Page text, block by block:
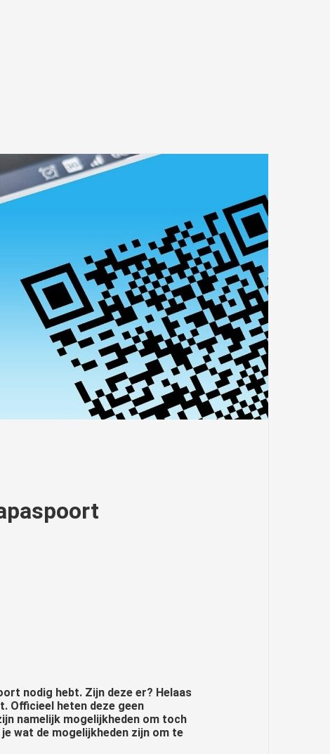
nodig hebt. Zijn deze er? Helaas
Officieel heten deze geen
namelijk mogelijkheden om toch
wat de mogelijkheden zijn om te